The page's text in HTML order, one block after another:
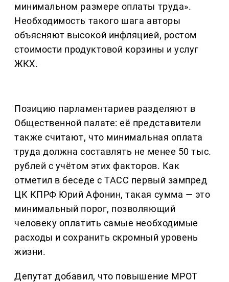
минимальном размере оплаты труда».
Необходимость такого шага авторы
объясняют высокой инфляцией, ростом
стоимости продуктовой корзины и услуг
ЖКХ.
Позицию парламентариев разделяют в
Общественной палате: её представители
также считают, что минимальная оплата
труда должна составлять не менее 50 тыс.
рублей с учётом этих факторов. Как
отметил в беседе с ТАСС первый зампред
ЦК КПРФ Юрий Афонин, такая сумма — это
минимальный порог, позволяющий
человеку оплатить самые необходимые
расходы и сохранить скромный уровень
жизни.
Депутат добавил, что повышение МРОТ